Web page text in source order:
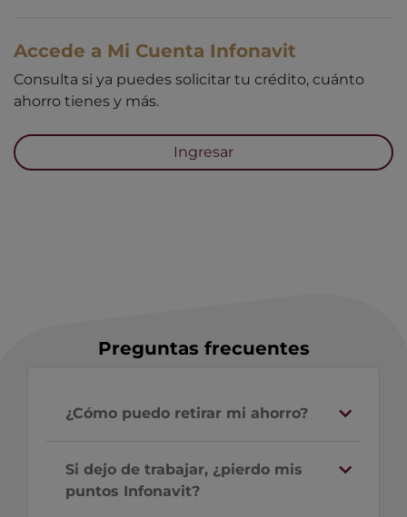
Accede a Mi Cuenta Infonavit
Consulta si ya puedes solicitar tu crédito, cuánto
ahorro tienes y más.
Ingresar
Preguntas frecuentes
¿Cómo puedo retirar mi ahorro?
Si dejo de trabajar, ¿pierdo mis
puntos Infonavit?